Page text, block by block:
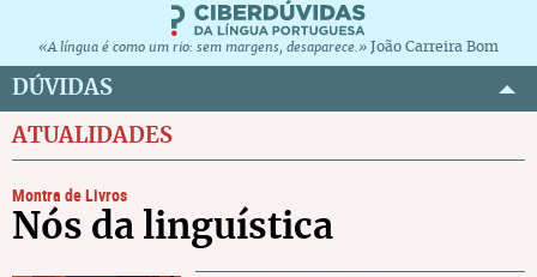
«A língua é como um rio: sem margens, desaparece.» João Carreira Bom
DÚVIDAS
ATUALIDADES
Montra de Livros
Nós da linguística